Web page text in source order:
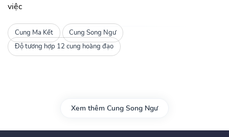
việc
Cung Ma Kết
Cung Song Ngư
Độ tương hợp 12 cung hoàng đạo
Xem thêm Cung Song Ngư